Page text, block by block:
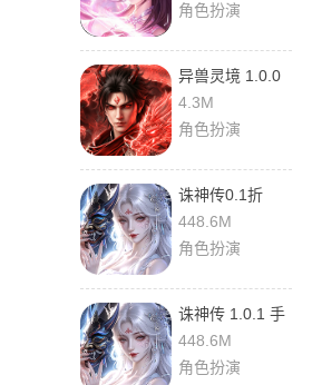
角色扮演
异兽灵境 1.0.0
官方版
4.3M
角色扮演
诛神传0.1折
1.0.1 最新版
448.6M
角色扮演
诛神传 1.0.1 手
机版
448.6M
角色扮演